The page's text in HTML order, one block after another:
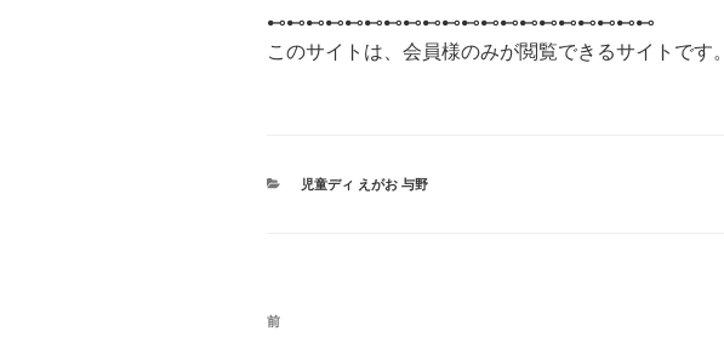
⊷⊷⊷⊷⊷⊷⊷⊷⊷⊷⊷⊷⊷⊷⊷⊷⊷⊷⊷⊷
このサイトは、会員様のみが閲覧できるサイトです。
カ
児童ディ えがお 与野
投
過
前